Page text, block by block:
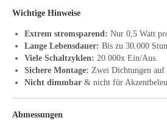
Wichtige Hinweise
Extrem stromsparend: Nur 0,5 Watt
Lange Lebensdauer: Bis zu 30.000
Viele Schaltzyklen: 20.000x Ein/Aus.
Sichere Montage: Zwei Dichtungen auf
Nicht dimmbar & nicht für
Abmessungen